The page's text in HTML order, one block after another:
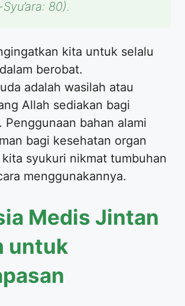
80).
kita untuk selalu
berobat.
adalah wasilah atau
Allah sediakan bagi
Penggunaan bahan alami
bagi kesehatan organ
syukuri nikmat tumbuhan
menggunakannya.
Medis Jintan
untuk